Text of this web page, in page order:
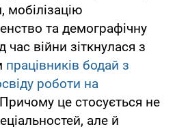
мобілізацію
та демографічну
час війни зіткнулася з
працівників бодай з
роботи на
це стосується не
але й